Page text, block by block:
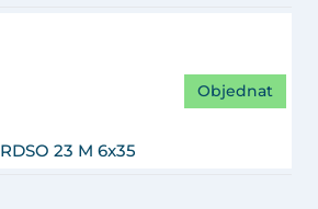
RDSO 23 M 6x35
Objednat